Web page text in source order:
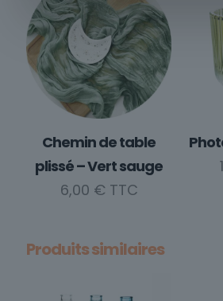
Chemin de table
plissé – Vert sauge
6,00 €
Produits similaires